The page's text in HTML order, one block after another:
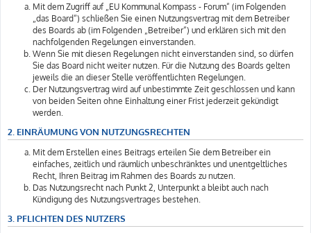
Mit dem Zugriff auf „EU Kommunal Kompass - Forum“ (im Folgenden
„das Board“) schließen Sie einen Nutzungsvertrag mit dem Betreiber
des Boards ab (im Folgenden „Betreiber“) und erklären sich mit den
nachfolgenden Regelungen einverstanden.
Wenn Sie mit diesen Regelungen nicht einverstanden sind, so dürfen
Sie das Board nicht weiter nutzen. Für die Nutzung des Boards gelten
jeweils die an dieser Stelle veröffentlichten Regelungen.
Der Nutzungsvertrag wird auf unbestimmte Zeit geschlossen und kann
von beiden Seiten ohne Einhaltung einer Frist jederzeit gekündigt
werden.
2. EINRÄUMUNG VON NUTZUNGSRECHTEN
Mit dem Erstellen eines Beitrags erteilen Sie dem Betreiber ein
einfaches, zeitlich und räumlich unbeschränktes und unentgeltliches
Recht, Ihren Beitrag im Rahmen des Boards zu nutzen.
Das Nutzungsrecht nach Punkt 2, Unterpunkt a bleibt auch nach
Kündigung des Nutzungsvertrages bestehen.
3. PFLICHTEN DES NUTZERS